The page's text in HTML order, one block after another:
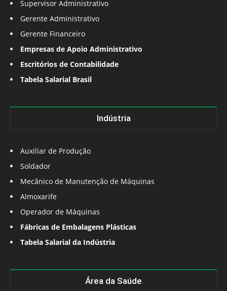
Supervisor Administrativo
Gerente Administrativo
Gerente Financeiro
Empresas de Apoio Administrativo
Escritórios de Contabilidade
Tabela Salarial Brasil
Indústria
Auxiliar de Produção
Soldador
Mecânico de Manutenção de Máquinas
Almoxarife
Operador de Máquinas
Fábricas de Embalagens Plásticas
Tabela Salarial da Indústria
Área da Saúde